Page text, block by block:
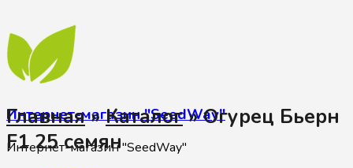
Интернет-магазин "SeedWay"
Интернет-магазин "SeedWay"
Главная»Каталог»Огурец Бьерн
F1 25 семян